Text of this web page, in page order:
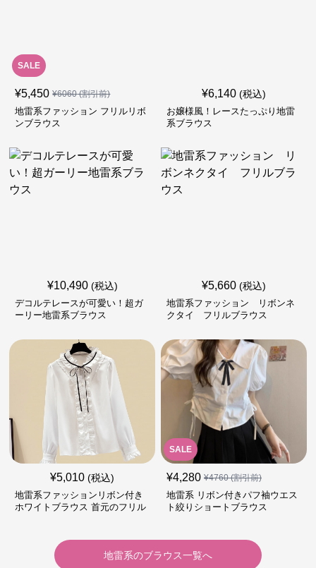
SALE
¥5,450 ¥6060(割引前)
地雷系ファッション フリルリボ
ンブラウス
¥6,140 (税込)
お嬢様風！レースたっぷり地雷
系ブラウス
¥10,490 (税込)
デコルテレースが可愛い！超ガ
ーリー地雷系ブラウス
¥5,660 (税込)
地雷系ファッション リボンネ
クタイ フリルブラウス
¥5,010 (税込)
地雷系ファッションリボン付き
ホワイトブラウス 首元のフリル
SALE
¥4,280 ¥4760(割引前)
地雷系 リボン付きパフ袖ウエス
ト絞りショートブラウス
地雷系のブラウス一覧へ